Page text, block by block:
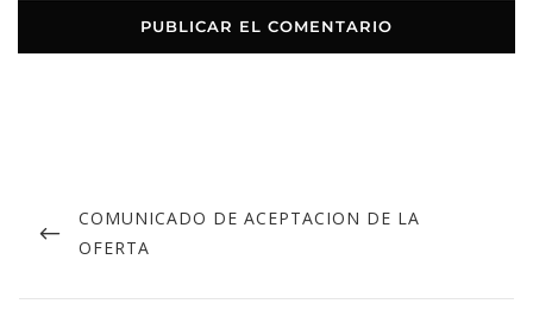
COMUNICADO DE ACEPTACION DE LA
OFERTA